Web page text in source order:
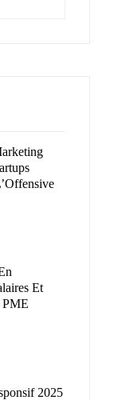
Et
PME
2025